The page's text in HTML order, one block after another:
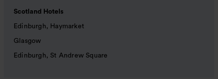
Scotland Hotels
Edinburgh, Haymarket
Glasgow
Edinburgh, St Andrew Square